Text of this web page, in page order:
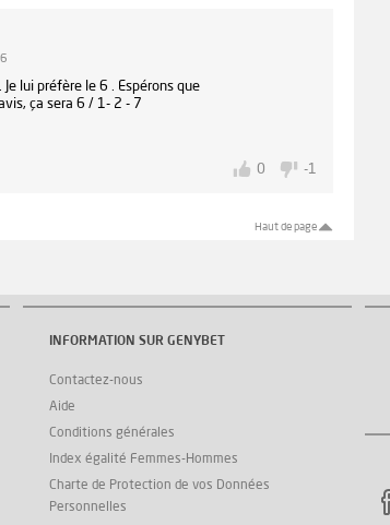
lui préfère le 6 . Espérons que
ça sera 6 / 1- 2 - 7
0 -1
Haut de page
INFORMATION SUR GENYBET
Contactez-nous
Aide
Conditions générales
Index égalité Femmes-Hommes
Charte de Protection de vos Données
Personnelles